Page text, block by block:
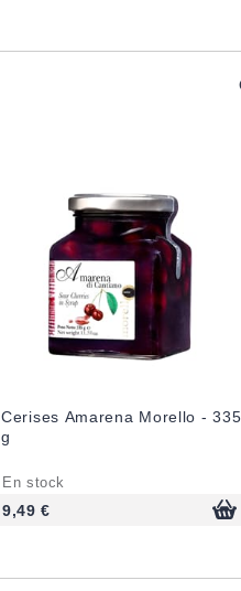
Cerises Amarena Morello - 335
g
En stock
9,49 €